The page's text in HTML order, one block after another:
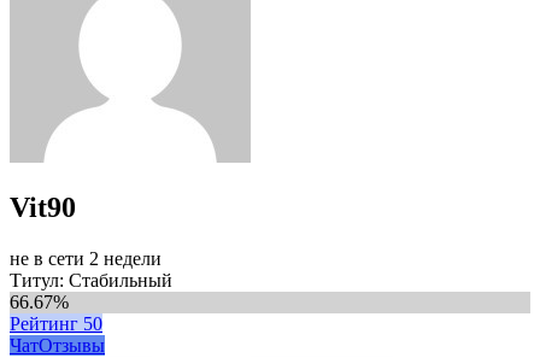
Vit90
не в сети 2 недели
Титул: Стабильный
66.67%
Рейтинг 50
ЧатОтзывы